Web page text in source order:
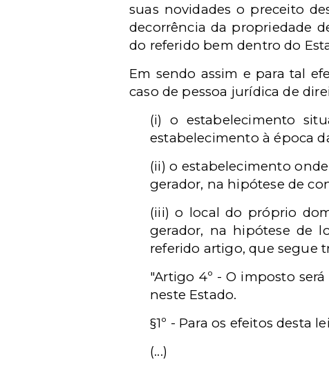
suas novidades o preceito
decorrência da propriedade
do referido bem dentro do
Em sendo assim e para tal
caso de pessoa jurídica de
(i) o estabelecimento
estabelecimento à época
(ii) o estabelecimento
gerador, na hipótese de
(iii) o local do próprio
gerador, na hipótese de
referido artigo, que segue
"Artigo 4º - O imposto
neste Estado.
§1º - Para os efeitos desta
(...)